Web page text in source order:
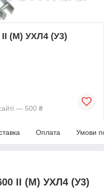
II (М) УХЛ4 (У3)
— 500 ₴
Оплата Умови
II (М) УХЛ4 (У3)